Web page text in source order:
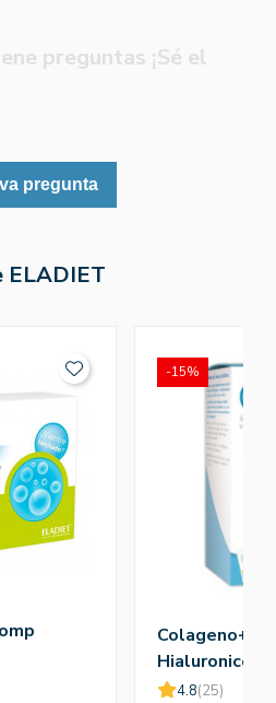
preguntas ¡Sé el
pregunta
ELADIET
4.8(25)
-15%